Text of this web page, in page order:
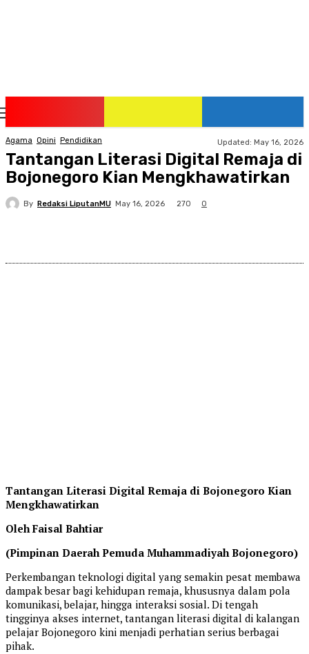
Agama Opini Pendidikan Updated: May 16, 2026
Tantangan Literasi Digital Remaja di
Bojonegoro Kian Mengkhawatirkan
By Redaksi LiputanMU May 16, 2026 270 0
Tantangan Literasi Digital Remaja di Bojonegoro Kian
Mengkhawatirkan
Oleh Faisal Bahtiar
(Pimpinan Daerah Pemuda Muhammadiyah Bojonegoro)
Perkembangan teknologi digital yang semakin pesat membawa
dampak besar bagi kehidupan remaja, khususnya dalam pola
komunikasi, belajar, hingga interaksi sosial. Di tengah
tingginya akses internet, tantangan literasi digital di kalangan
pelajar Bojonegoro kini menjadi perhatian serius berbagai
pihak.